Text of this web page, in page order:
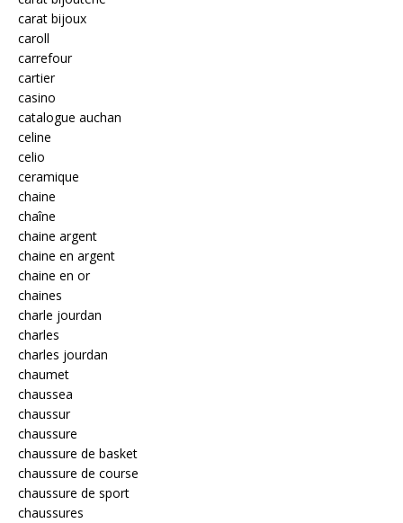
carat bijoux
caroll
carrefour
cartier
casino
catalogue auchan
celine
celio
ceramique
chaine
chaîne
chaine argent
chaine en argent
chaine en or
chaines
charle jourdan
charles
charles jourdan
chaumet
chaussea
chaussur
chaussure
chaussure de basket
chaussure de course
chaussure de sport
chaussures